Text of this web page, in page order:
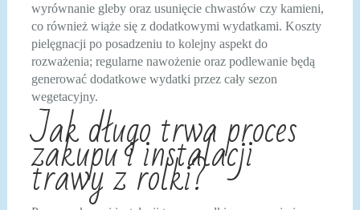
wyrównanie gleby oraz usunięcie chwastów czy kamieni,
co również wiąże się z dodatkowymi wydatkami. Koszty
pielęgnacji po posadzeniu to kolejny aspekt do
rozważenia; regularne nawożenie oraz podlewanie będą
generować dodatkowe wydatki przez cały sezon
wegetacyjny.
Jak długo trwa proces
zakupu i instalacji
trawy z rolki?